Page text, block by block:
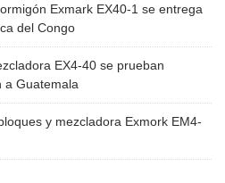
Exmark EX40-1 se entrega
del Congo
EX4-40 se prueban
a Guatemala
y mezcladora Exmork EM4-